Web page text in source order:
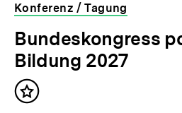
Konferenz / Tagung
veranstaltet
von
der
bpb
Bundeskongress
Bildung 2027
Inhalt